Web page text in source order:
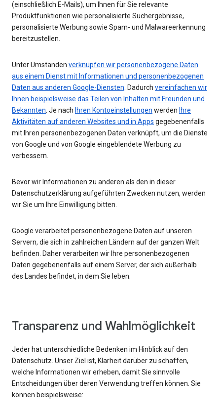
(einschließlich E-Mails), um Ihnen für Sie relevante
Produktfunktionen wie personalisierte Suchergebnisse,
personalisierte Werbung sowie Spam- und Malwareerkennung
bereitzustellen.
Unter Umständen verknüpfen wir personenbezogene Daten
aus einem Dienst mit Informationen und personenbezogenen
Daten aus anderen Google-Diensten. Dadurch vereinfachen wir
Ihnen beispielsweise das Teilen von Inhalten mit Freunden und
Bekannten. Je nach Ihren Kontoeinstellungen werden Ihre
Aktivitäten auf anderen Websites und in Apps gegebenenfalls
mit Ihren personenbezogenen Daten verknüpft, um die Dienste
von Google und von Google eingeblendete Werbung zu
verbessern.
Bevor wir Informationen zu anderen als den in dieser
Datenschutzerklärung aufgeführten Zwecken nutzen, werden
wir Sie um Ihre Einwilligung bitten.
Google verarbeitet personenbezogene Daten auf unseren
Servern, die sich in zahlreichen Ländern auf der ganzen Welt
befinden. Daher verarbeiten wir Ihre personenbezogenen
Daten gegebenenfalls auf einem Server, der sich außerhalb
des Landes befindet, in dem Sie leben.
Transparenz und Wahlmöglichkeit
Jeder hat unterschiedliche Bedenken im Hinblick auf den
Datenschutz. Unser Ziel ist, Klarheit darüber zu schaffen,
welche Informationen wir erheben, damit Sie sinnvolle
Entscheidungen über deren Verwendung treffen können. Sie
können beispielsweise: